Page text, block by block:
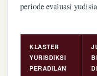
periode evaluasi
KLASTER
YURISDIKSI
PERADILAN